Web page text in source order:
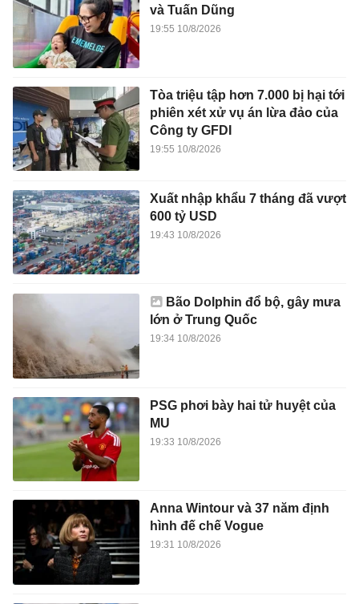
và Tuấn Dũng
19:55 10/8/2026
Tòa triệu tập hơn 7.000 bị hại tới
phiên xét xử vụ án lừa đảo của
Công ty GFDI
19:55 10/8/2026
Xuất nhập khẩu 7 tháng đã vượt
600 tỷ USD
19:43 10/8/2026
Bão Dolphin đổ bộ, gây mưa
lớn ở Trung Quốc
19:34 10/8/2026
PSG phơi bày hai tử huyệt của
MU
19:33 10/8/2026
Anna Wintour và 37 năm định
hình đế chế Vogue
19:31 10/8/2026